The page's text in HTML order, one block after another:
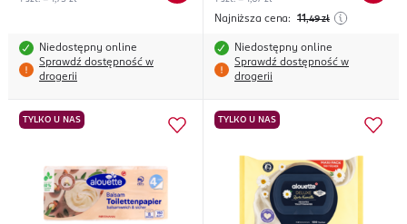
Niedostępny online
Sprawdź dostępność w
drogerii
Najniższa cena: 11,49 zł
Niedostępny online
Sprawdź dostępność w
drogerii
TYLKO U NAS TYLKO U NAS